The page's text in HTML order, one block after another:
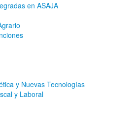
en ASAJA
y Nuevas Tecnologías
y Laboral